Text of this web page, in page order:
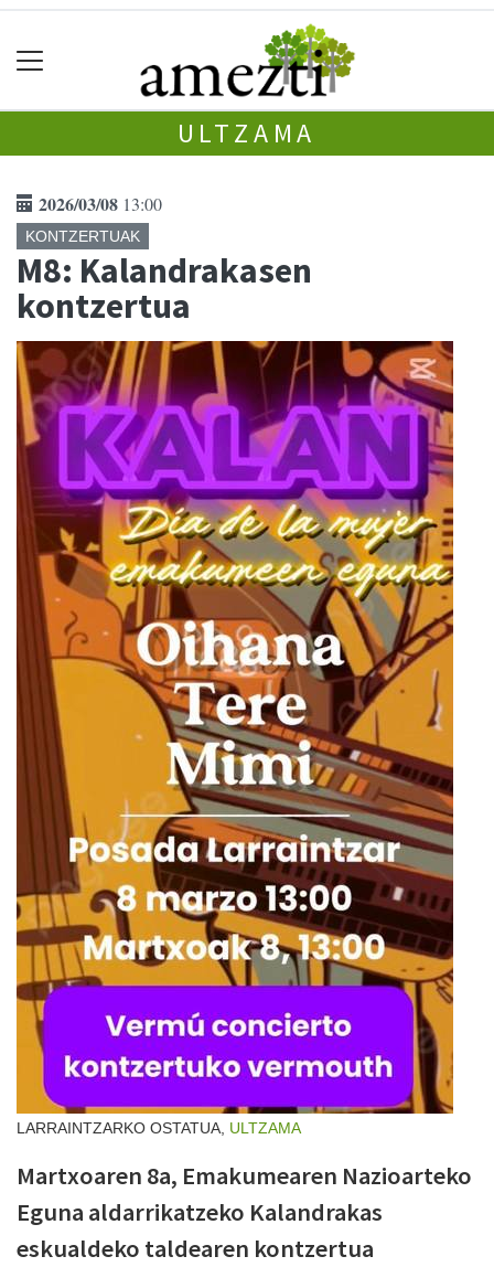
ULTZAMA
2026/03/08 13:00
KONTZERTUAK
M8: Kalandrakasen
kontzertua
LARRAINTZARKO OSTATUA, ULTZAMA
Martxoaren 8a, Emakumearen Nazioarteko
Eguna aldarrikatzeko Kalandrakas
eskualdeko taldearen kontzertua